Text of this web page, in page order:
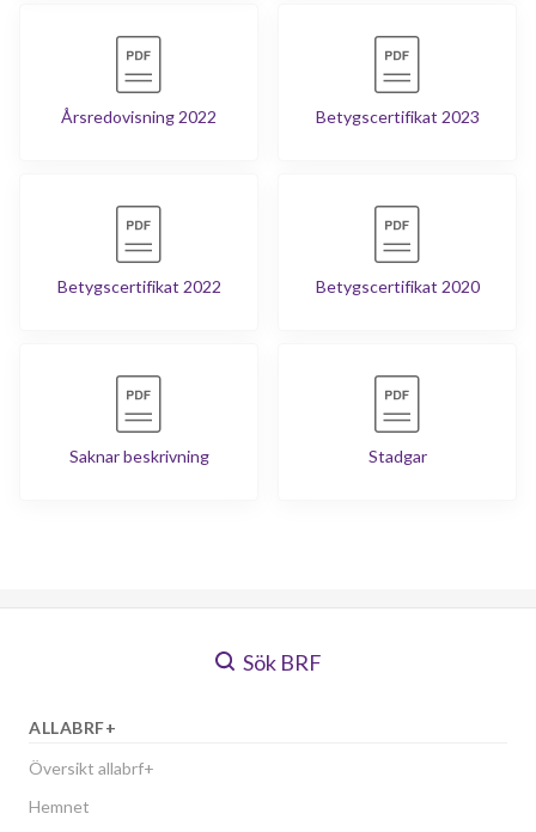
Årsredovisning 2022 Betygscertifikat 2023
Betygscertifikat 2022 Betygscertifikat 2020
Saknar beskrivning Stadgar
Sök BRF
ALLABRF+
Översikt allabrf+
Hemnet